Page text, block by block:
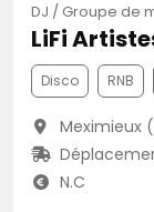
DJ / Groupe de
LiFi
Disco RNB
Meximieux
N.C